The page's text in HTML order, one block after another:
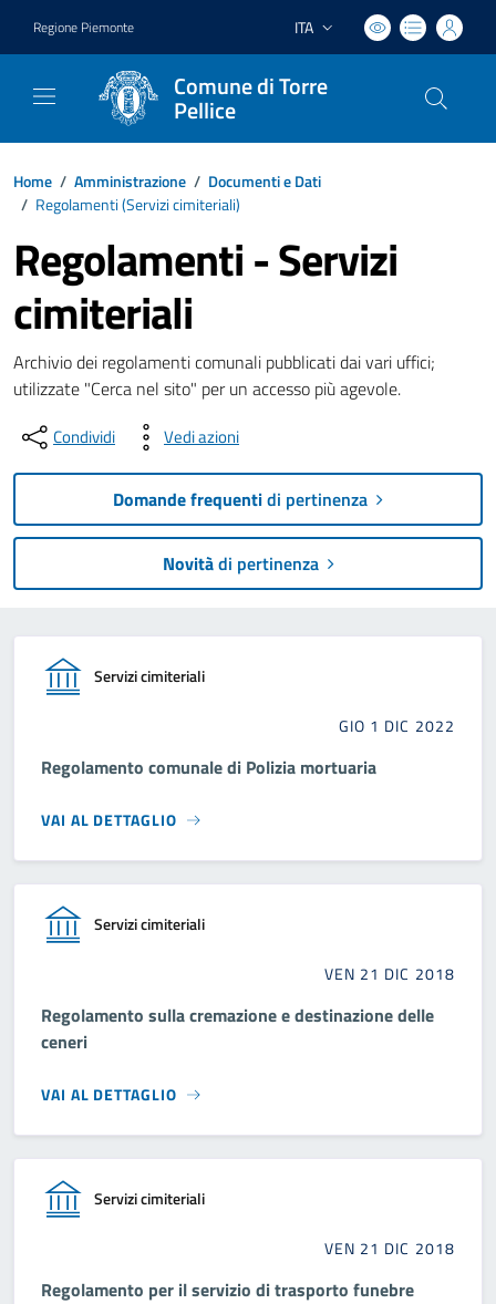
Regione Piemonte Lingua attiva:
ITA
Comune di Torre
Pellice
Home / Amministrazione / Documenti e Dati
/ Regolamenti (Servizi cimiteriali)
Regolamenti - Servizi
cimiteriali
Archivio dei regolamenti comunali pubblicati dai vari uffici;
utilizzate "Cerca nel sito" per un accesso più agevole.
Condividi Vedi azioni
Domande frequentidi pertinenza
Novitàdi pertinenza
Servizi cimiteriali
GIO 1 DIC 2022
Regolamento comunale di Polizia mortuaria
VAI AL DETTAGLIO
Servizi cimiteriali
VEN 21 DIC 2018
Regolamento sulla cremazione e destinazione delle
ceneri
VAI AL DETTAGLIO
Servizi cimiteriali
VEN 21 DIC 2018
Regolamento per il servizio di trasporto funebre